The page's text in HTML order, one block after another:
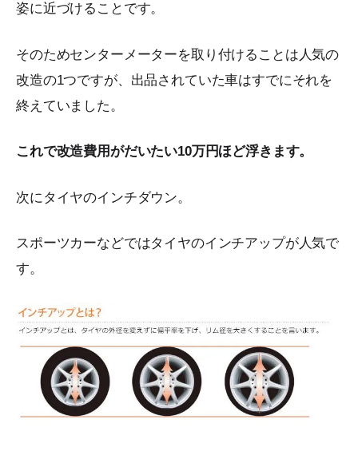
姿に近づけることです。
そのためセンターメーターを取り付けることは人気の
改造の1つですが、出品されていた車はすでにそれを
終えていました。
これで改造費用がだいたい10万円ほど浮きます。
次にタイヤのインチダウン。
スポーツカーなどではタイヤのインチアップが人気で
す。